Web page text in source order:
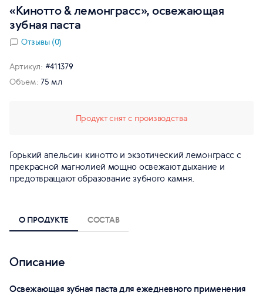
«Кинотто & лемонграсс», освежающая
зубная паста
Отзывы (0)
Горький апельсин кинотто и экзотический лемонграсс с
прекрасной магнолией мощно освежают дыхание и
предотвращают образование зубного камня.
Продукт снят с производства
Артикул: #411379
Объем: 75 мл
О ПРОДУКТЕ СОСТАВ
Описание
Освежающая зубная паста для ежедневного применения